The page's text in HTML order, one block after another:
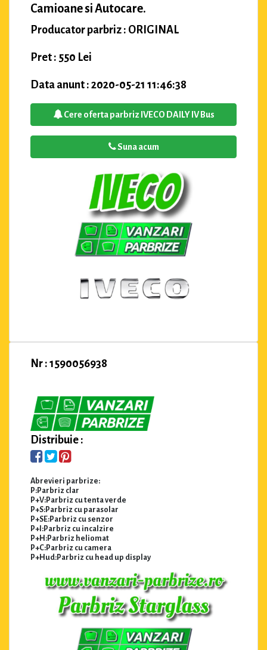
Camioane si Autocare.
Producator parbriz : ORIGINAL
Pret : 550 Lei
Data anunt : 2020-05-21 11:46:38
Cere oferta parbriz IVECO DAILY IV Bus
Suna acum
Nr : 1590056938
Distribuie :
Abrevieri parbrize:
P:Parbriz clar
P+V:Parbriz cu tenta verde
P+S:Parbriz cu parasolar
P+SE:Parbriz cu senzor
P+I:Parbriz cu incalzire
P+H:Parbriz heliomat
P+C:Parbriz cu camera
P+Hud:Parbriz cu head up display